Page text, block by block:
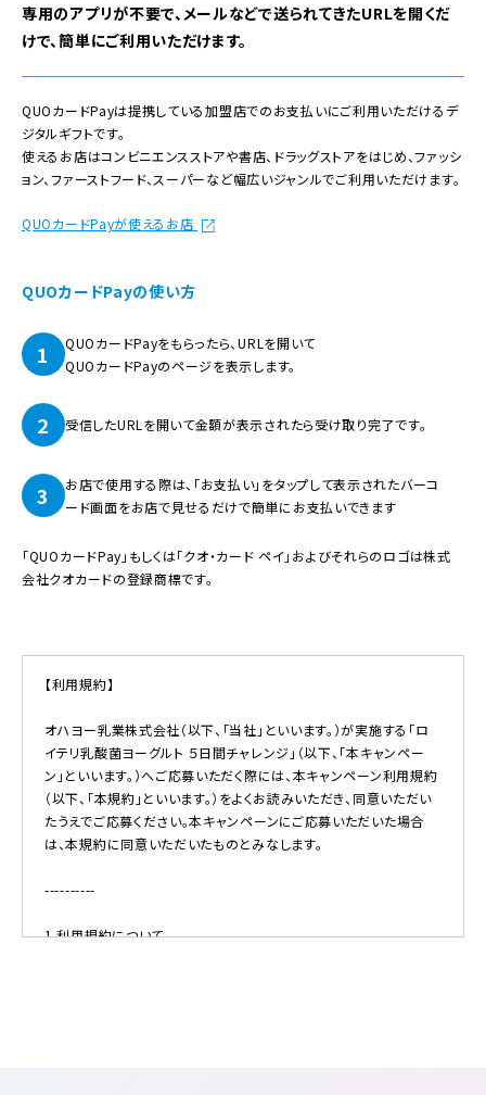
専用のアプリが不要で、メールなどで送られてきたURLを開くだ
けで、簡単にご利用いただけます。
QUOカードPayは提携している加盟店でのお支払いにご利用いただけるデ
ジタルギフトです。
使えるお店はコンビニエンスストアや書店、ドラッグストアをはじめ、ファッシ
ョン、ファーストフード、スーパーなど幅広いジャンルでご利用いただけます。
QUOカードPayが使えるお店
QUOカードPayの使い方
1
QUOカードPayをもらったら、URLを開いて
QUOカードPayのページを表示します。
2 受信したURLを開いて金額が表示されたら受け取り完了です。
3
お店で使用する際は、「お支払い」をタップして表示されたバーコ
ード画面をお店で見せるだけで簡単にお支払いできます
「QUOカードPay」もしくは「クオ・カード ペイ」およびそれらのロゴは株式
会社クオカードの登録商標です。
【利用規約】
オハヨー乳業株式会社（以下、「当社」といいます。）が実施する「ロ
イテリ乳酸菌ヨーグルト ５日間チャレンジ」（以下、「本キャンペー
ン」といいます。）へご応募いただく際には、本キャンペーン利用規約
（以下、「本規約」といいます。）をよくお読みいただき、同意いただい
たうえでご応募ください。本キャンペーンにご応募いただいた場合
は、本規約に同意いただいたものとみなします。
----------
1.利用規約について